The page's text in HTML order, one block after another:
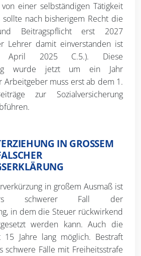
einer selbständigen Tätigkeit
sollte nach bisherigem Recht die
Beitragspflicht erst 2027
Lehrer damit einverstanden ist
April 2025 C.5.). Diese
wurde jetzt um ein Jahr
Arbeitgeber muss erst ab dem 1.
zur Sozialversicherung
IN GROSSEM A
FE
in großem Ausmaß ist
schwerer Fall der
in dem die Steuer rückwirkend
werden kann. Auch die
15 Jahre lang möglich. Bestraft
schwere Fälle mit Freiheitsstrafe